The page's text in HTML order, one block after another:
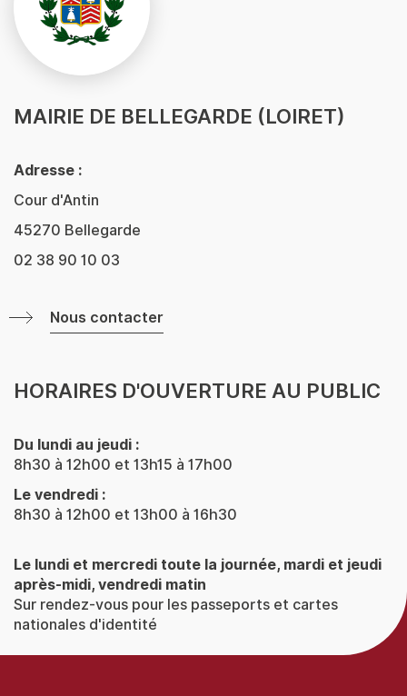
MAIRIE DE BELLEGARDE (LOIRET)
Adresse :
Cour d'Antin
45270 Bellegarde
02 38 90 10 03
Nous contacter
HORAIRES D'OUVERTURE AU PUBLIC
Du lundi au jeudi :
8h30 à 12h00 et 13h15 à 17h00
Le vendredi :
8h30 à 12h00 et 13h00 à 16h30
Le lundi et mercredi toute la journée, mardi et jeudi
après-midi, vendredi matin
Sur rendez-vous pour les passeports et cartes
nationales d'identité